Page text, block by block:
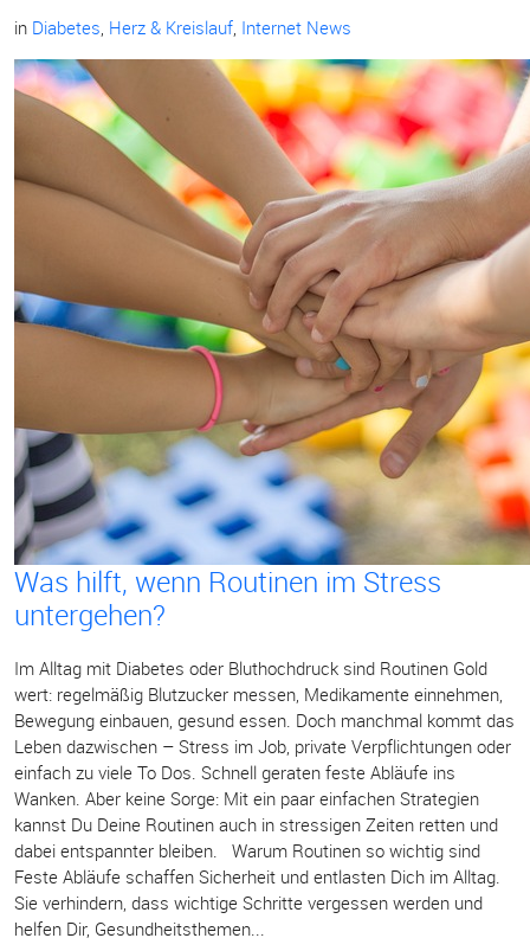
in Diabetes, Herz & Kreislauf, Internet News
Was hilft, wenn Routinen im Stress
untergehen?
Im Alltag mit Diabetes oder Bluthochdruck sind Routinen Gold
wert: regelmäßig Blutzucker messen, Medikamente einnehmen,
Bewegung einbauen, gesund essen. Doch manchmal kommt das
Leben dazwischen – Stress im Job, private Verpflichtungen oder
einfach zu viele To Dos. Schnell geraten feste Abläufe ins
Wanken. Aber keine Sorge: Mit ein paar einfachen Strategien
kannst Du Deine Routinen auch in stressigen Zeiten retten und
dabei entspannter bleiben. Warum Routinen so wichtig sind
Feste Abläufe schaffen Sicherheit und entlasten Dich im Alltag.
Sie verhindern, dass wichtige Schritte vergessen werden und
helfen Dir, Gesundheitsthemen...